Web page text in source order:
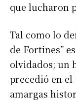
que lucharon
Tal como lo
de Fortines”
olvidados; un
precedió en el
amargas